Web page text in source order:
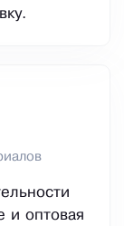
и оптовая